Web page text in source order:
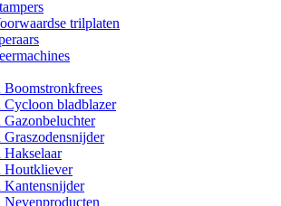
trilplaten
Boomstronkfrees
Cycloon bladblazer
Gazonbeluchter
Graszodensnijder
Hakselaar
Houtkliever
Kantensnijder
Nevenproducten